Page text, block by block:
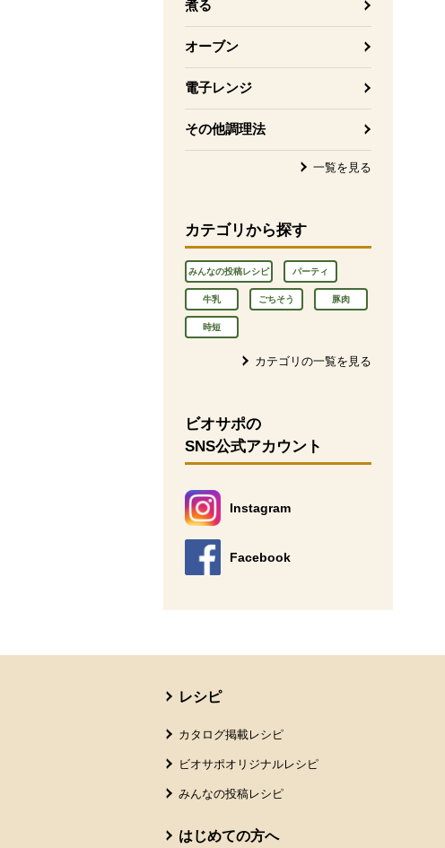
煮る
オーブン
電子レンジ
その他調理法
一覧を見る
カテゴリから探す
みんなの投稿レシピ パーティ
牛乳 ごちそう 豚肉
時短
カテゴリの一覧を見る
ビオサポの
SNS公式アカウント
Instagram
別のウィンドウで開きます。
Facebook
別のウィンドウで開きます。
レシピ
カタログ掲載レシピ
ビオサポオリジナルレシピ
みんなの投稿レシピ
はじめての方へ